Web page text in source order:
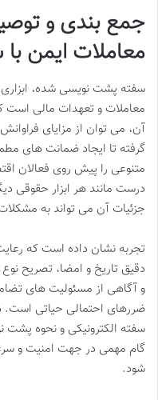
جمع بندی و
معاملات ایمن
سفته پشت نویسی شده، ابزاری
معاملات و تعهدات مالی است
آن، می توان از مزایای
گرفته تا ایجاد ضمانت های
متنوعی را پیش روی فعالان
درست مانند هر ابزار حقوقی
جزئیات آن می تواند به
تجربه نشان داده است که
دقیق تاریخ و امضا، تصریح
و آگاهی از مسئولیت های
ضررهای احتمالی حیاتی
سفته الکترونیکی و نحوه پشت
گام مهمی در جهت امنیت و
شود.